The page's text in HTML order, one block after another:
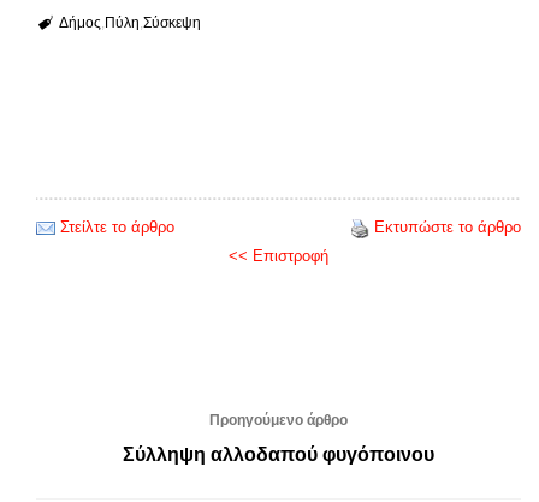
Δήμος Πύλη Σύσκεψη
Στείλτε το άρθρο
Εκτυπώστε το άρθρο
<< Επιστροφή
Προηγούμενο άρθρο
Σύλληψη αλλοδαπού φυγόποινου